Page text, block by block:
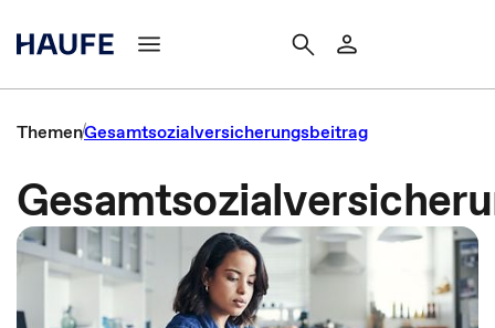
ThemenGesamtsozialversicherungsbeitrag